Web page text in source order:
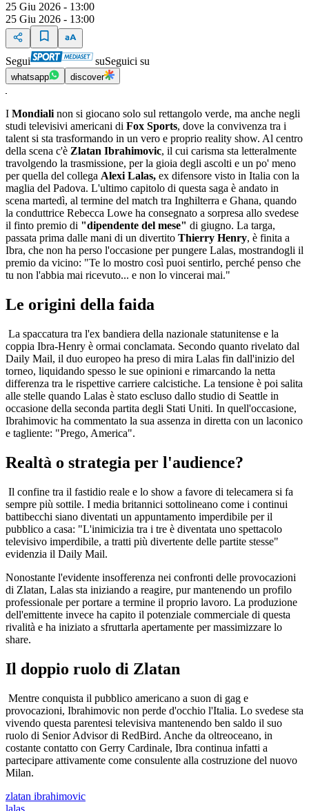
25 Giu 2026 - 13:00
25 Giu 2026 - 13:00
Segui suSeguici su
whatsapp discover
I Mondiali non si giocano solo sul rettangolo verde, ma anche negli
studi televisivi americani di Fox Sports, dove la convivenza tra i
talent si sta trasformando in un vero e proprio reality show. Al centro
della scena c'è Zlatan Ibrahimovic, il cui carisma sta letteralmente
travolgendo la trasmissione, per la gioia degli ascolti e un po' meno
per quella del collega Alexi Lalas, ex difensore visto in Italia con la
maglia del Padova. L'ultimo capitolo di questa saga è andato in
scena martedì, al termine del match tra Inghilterra e Ghana, quando
la conduttrice Rebecca Lowe ha consegnato a sorpresa allo svedese
il finto premio di "dipendente del mese" di giugno. La targa,
passata prima dalle mani di un divertito Thierry Henry, è finita a
Ibra, che non ha perso l'occasione per pungere Lalas, mostrandogli il
premio da vicino: "Te lo mostro così puoi sentirlo, perché penso che
tu non l'abbia mai ricevuto... e non lo vincerai mai."
Le origini della faida
La spaccatura tra l'ex bandiera della nazionale statunitense e la
coppia Ibra-Henry è ormai conclamata. Secondo quanto rivelato dal
Daily Mail, il duo europeo ha preso di mira Lalas fin dall'inizio del
torneo, liquidando spesso le sue opinioni e rimarcando la netta
differenza tra le rispettive carriere calcistiche. La tensione è poi salita
alle stelle quando Lalas è stato escluso dallo studio di Seattle in
occasione della seconda partita degli Stati Uniti. In quell'occasione,
Ibrahimovic ha commentato la sua assenza in diretta con un laconico
e tagliente: "Prego, America".
Realtà o strategia per l'audience?
Il confine tra il fastidio reale e lo show a favore di telecamera si fa
sempre più sottile. I media britannici sottolineano come i continui
battibecchi siano diventati un appuntamento imperdibile per il
pubblico a casa: "L'inimicizia tra i tre è diventata uno spettacolo
televisivo imperdibile, a tratti più divertente delle partite stesse"
evidenzia il Daily Mail.
Nonostante l'evidente insofferenza nei confronti delle provocazioni
di Zlatan, Lalas sta iniziando a reagire, pur mantenendo un profilo
professionale per portare a termine il proprio lavoro. La produzione
dell'emittente invece ha capito il potenziale commerciale di questa
rivalità e ha iniziato a sfruttarla apertamente per massimizzare lo
share.
Il doppio ruolo di Zlatan
Mentre conquista il pubblico americano a suon di gag e
provocazioni, Ibrahimovic non perde d'occhio l'Italia. Lo svedese sta
vivendo questa parentesi televisiva mantenendo ben saldo il suo
ruolo di Senior Advisor di RedBird. Anche da oltreoceano, in
costante contatto con Gerry Cardinale, Ibra continua infatti a
partecipare attivamente come consulente alla costruzione del nuovo
Milan.
zlatan ibrahimovic
lalas